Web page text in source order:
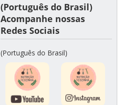
(Português do Brasil)
Acompanhe nossas
Redes Sociais
(Português do Brasil)